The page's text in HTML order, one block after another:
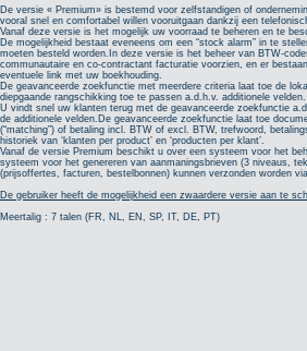
De versie « Premium» is bestemd voor zelfstandigen of
vooral snel en comfortabel willen vooruitgaan dankzij een
Vanaf deze versie is het mogelijk uw voorraad te beheren en te
De mogelijkheid bestaat eveneens om een “stock alarm” in te
moeten besteld worden.In deze versie is het beheer van BTW-
communautaire en co-contractant facturatie voorzien, en er
eventuele link met uw boekhouding.
De geavanceerde zoekfunctie met meerdere criteria laat toe de
diepgaande rangschikking toe te passen a.d.h.v. additionele velden.
U vindt snel uw klanten terug met de geavanceerde zoekfunctie
de additionele velden.De geavanceerde zoekfunctie laat toe
(“matching”) of betaling incl. BTW of excl. BTW, trefwoord,
historiek van ‘klanten per product’ en ‘producten per klant’.
Vanaf de versie Premium beschikt u over een systeem voor het
systeem voor het genereren van aanmaningsbrieven (3 niveaus,
(prijsoffertes, facturen, bestelbonnen) kunnen verzonden worden
De gebruiker heeft de mogelijkheid een zwaardere versie aan te
Meertalig : 7 talen (FR, NL, EN, SP, IT, DE, PT)